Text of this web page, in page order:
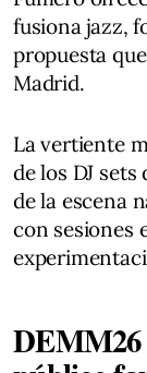
fusiona jazz,
propuesta
Madrid.
La vertiente
de los DJ
de la escena
con sesiones
DEMM26